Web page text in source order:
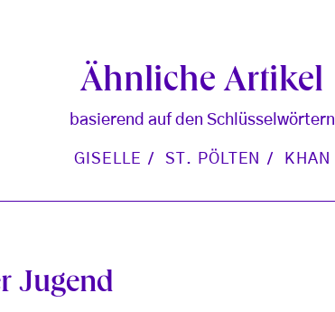
Ähnliche Artikel
basierend auf den Schlüsselwörtern
GISELLE ST. PÖLTEN KHAN
Jugend